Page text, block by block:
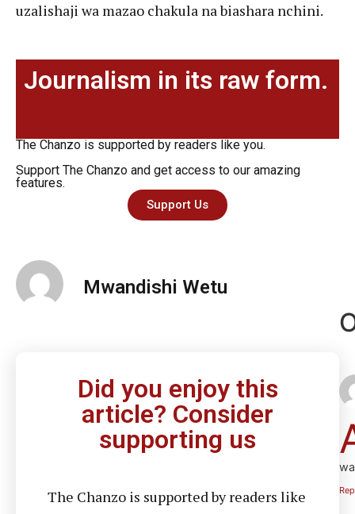
uzalishaji wa mazao chakula na biashara nchini.
Journalism in its raw form.
The Chanzo is supported by readers like you.
Support The Chanzo and get access to our amazing
features.
Support Us
Mwandishi Wetu
Did you enjoy this
article? Consider
supporting us
The Chanzo is supported by readers like